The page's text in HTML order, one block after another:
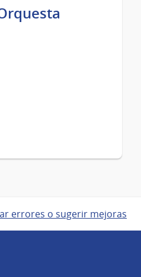
errores o sugerir mejoras